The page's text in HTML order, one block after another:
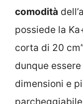
comodità
possiede la
corta di 20
dunque
dimensioni e